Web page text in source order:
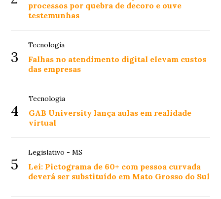
processos por quebra de decoro e ouve
testemunhas
3
Tecnologia
Falhas no atendimento digital elevam custos
das empresas
4
Tecnologia
GAB University lança aulas em realidade
virtual
5
Legislativo - MS
Lei: Pictograma de 60+ com pessoa curvada
deverá ser substituído em Mato Grosso do Sul